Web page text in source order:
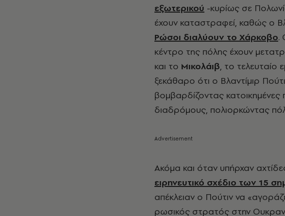
εξωτερικού -κυρίως σε
έχουν καταστραφεί, καθώς ο
Ρώσοι διαλύουν το Χάρκοβο.
κέντρο της πόλης έχουν
και το Μικολάιβ, το τελευταίο
ξεκάθαρο ότι ο Βλαντίμιρ
βομβαρδίζοντας
διαδρόμους, πολιορκώντας
Ακόμα και όταν υπήρχαν
ειρηνευτικό σχέδιο των 15
απέκλειαν ο Πούτιν να
ρωσικός στρατός στην